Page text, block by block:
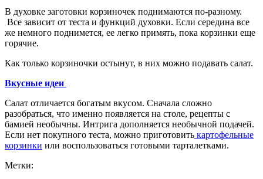
В духовке заготовки корзиночек поднимаются по-разному.
Все зависит от теста и функций духовки. Если середина все
же немного поднимется, ее легко примять, пока корзинки еще
горячие.
Как только корзиночки остынут, в них можно подавать салат.
Вкусные идеи
Салат отличается богатым вкусом. Сначала сложно
разобраться, что именно появляется на столе, рецепты с
бамией необычны. Интрига дополняется необычной подачей.
Если нет покупного теста, можно приготовить картофельные
корзинки или воспользоваться готовыми тарталетками.
Метки: